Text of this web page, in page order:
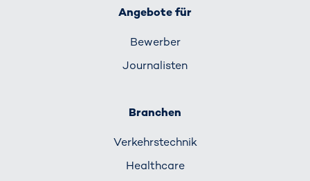
Angebote für
Bewerber
Journalisten
Branchen
Verkehrs­technik
Healthcare